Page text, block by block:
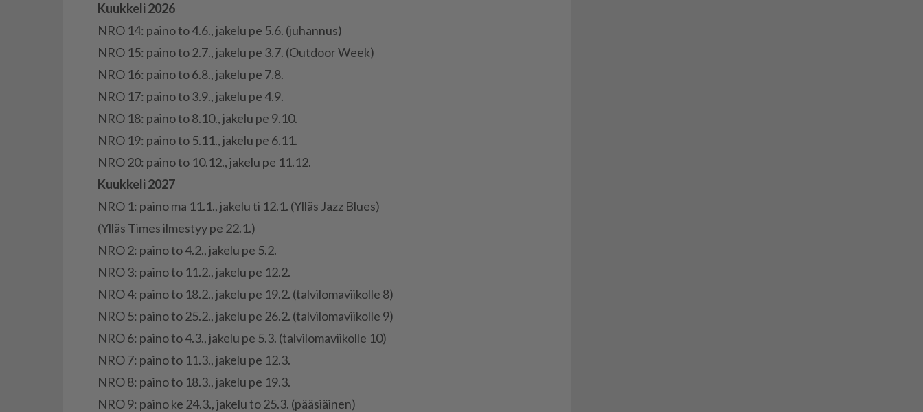
Kuuk­ke­li 2026
NRO 14: pai­no to 4.6., ja­ke­lu pe 5.6. (ju­han­nus)
NRO 15: pai­no to 2.7., ja­ke­lu pe 3.7. (Out­door Week)
NRO 16: pai­no to 6.8., ja­ke­lu pe 7.8.
NRO 17: pai­no to 3.9., ja­ke­lu pe 4.9.
NRO 18: pai­no to 8.10., ja­ke­lu pe 9.10.
NRO 19: pai­no to 5.11., ja­ke­lu pe 6.11.
NRO 20: pai­no to 10.12., ja­ke­lu pe 11.12.
Kuuk­ke­li 2027
NRO 1: pai­no ma 11.1., ja­ke­lu ti 12.1. (Yl­läs Jazz Blues)
(Yl­läs Ti­mes il­mes­tyy pe 22.1.)
NRO 2: pai­no to 4.2., ja­ke­lu pe 5.2.
NRO 3: pai­no to 11.2., ja­ke­lu pe 12.2.
NRO 4: pai­no to 18.2., ja­ke­lu pe 19.2. (tal­vi­lo­ma­vii­kol­le 8)
NRO 5: pai­no to 25.2., ja­ke­lu pe 26.2. (tal­vi­lo­ma­vii­kol­le 9)
NRO 6: pai­no to 4.3., ja­ke­lu pe 5.3. (tal­vi­lo­ma­vii­kol­le 10)
NRO 7: pai­no to 11.3., ja­ke­lu pe 12.3.
NRO 8: pai­no to 18.3., ja­ke­lu pe 19.3.
NRO 9: pai­no ke 24.3., ja­ke­lu to 25.3. (pää­si­äi­nen)